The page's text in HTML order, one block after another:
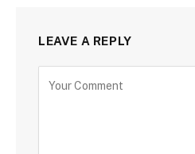
LEAVE A REPLY